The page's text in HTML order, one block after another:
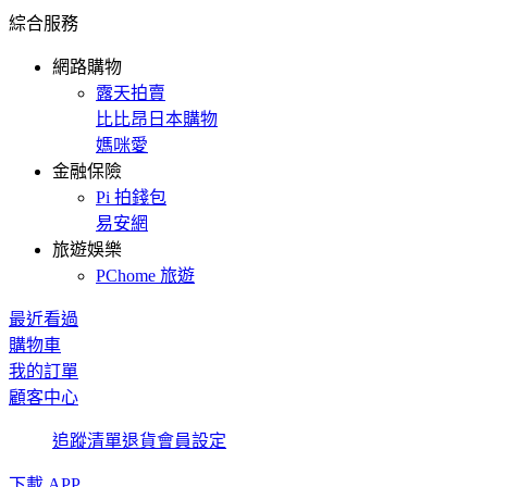
綜合服務
網路購物
露天拍賣
比比昂日本購物
媽咪愛
金融保險
Pi 拍錢包
易安網
旅遊娛樂
PChome 旅遊
最近看過
購物車
我的訂單
顧客中心
追蹤清單退貨會員設定